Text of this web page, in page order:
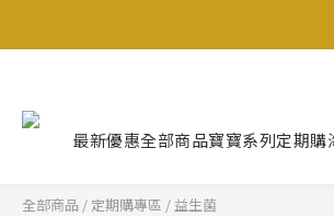
最新優惠全部商品寶寶系列定期購
全部商品 / 定期購專區 /益生菌